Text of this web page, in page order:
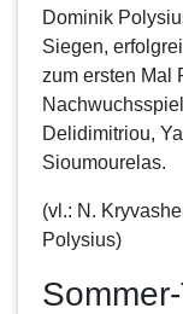
Dominik
Siegen,
zum ersten Mal
Delidimitriou,
Sioumourelas.
(vl.: N.
Polysius)